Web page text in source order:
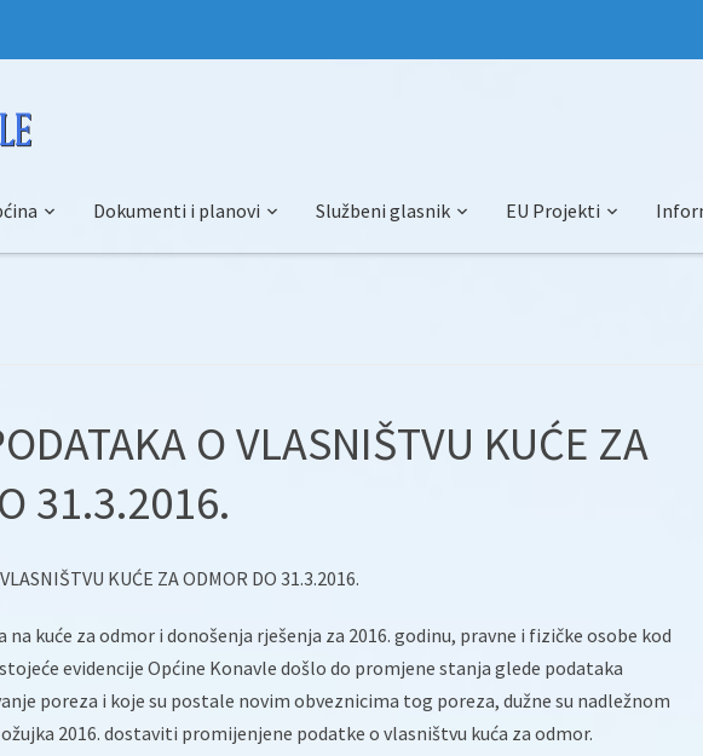
Dokumenti i planovi Službeni glasnik EU Projekti
O VLASNIŠTVU KUĆE ZA
31.3.2016.
KUĆE ZA ODMOR DO 31.3.2016.
na kuće za odmor i donošenja rješenja za 2016. godinu, pravne i fizičke osobe kod
evidencije Općine Konavle došlo do promjene stanja glede podataka
poreza i koje su postale novim obveznicima tog poreza, dužne su nadležnom
2016. dostaviti promijenjene podatke o vlasništvu kuća za odmor.